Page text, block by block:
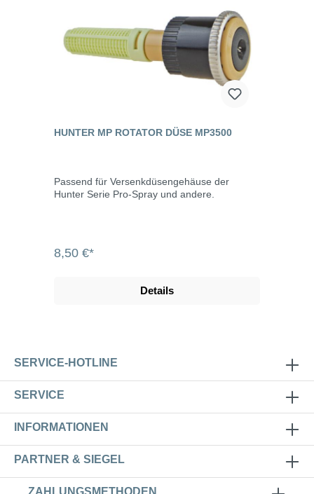
HUNTER MP ROTATOR DÜSE MP3500
Passend für Versenkdüsengehäuse der
Hunter Serie Pro-Spray und andere.
8,50 €*
Details
SERVICE-HOTLINE
SERVICE
INFORMATIONEN
PARTNER & SIEGEL
ZAHLUNGSMETHODEN